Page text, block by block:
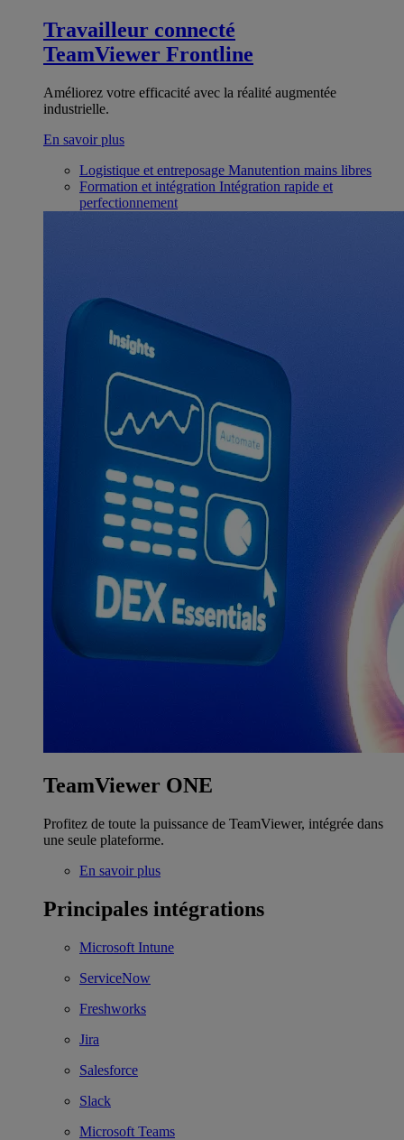
Travailleur connecté
TeamViewer Frontline
Améliorez votre efficacité avec la réalité augmentée
industrielle.
En savoir plus
Logistique et entreposage Manutention mains libres
Formation et intégration Intégration rapide et
perfectionnement
TeamViewer ONE
Profitez de toute la puissance de TeamViewer, intégrée dans
une seule plateforme.
En savoir plus
Principales intégrations
Microsoft Intune
ServiceNow
Freshworks
Jira
Salesforce
Slack
Microsoft Teams